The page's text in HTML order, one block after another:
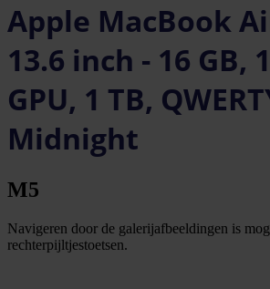
Apple MacBook
13.6 inch - 16 GB,
GPU, 1 TB,
Midnight
M5
Navigeren door de galerijafbeeldingen is
rechterpijltjestoetsen.